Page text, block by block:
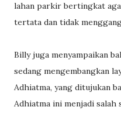
lahan parkir bertingkat
tertata dan tidak
Billy juga menyampaikan
sedang mengembangkan
Adhiatma, yang ditujukan
Adhiatma ini menjadi